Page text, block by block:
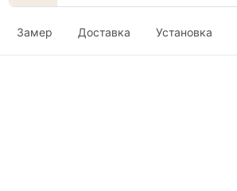
Замер Доставка Установка